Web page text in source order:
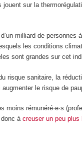
sur la
milliard de personnes
les conditions
sont grandes sur cet
risque sanitaire, la
le risque de
rémunéré·e·s
donc àcreuser un peu